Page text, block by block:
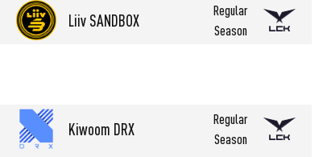
Liiv SANDBOX
Regular
Season
Kiwoom DRX
Regular
Season